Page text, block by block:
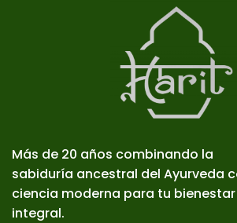
Más de 20 años combinando la
sabiduría ancestral del Ayurveda
ciencia moderna para tu bienestar
integral.